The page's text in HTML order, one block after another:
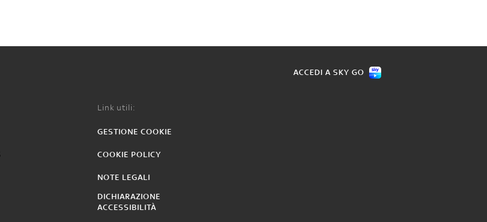
ACCEDI A SKY GO
Link utili:
GESTIONE COOKIE
COOKIE POLICY
NOTE LEGALI
DICHIARAZIONE
ACCESSIBILITÀ